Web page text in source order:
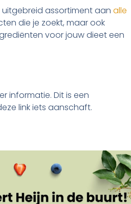
assortiment aan alle
die je zoekt, maar ook
voor jouw dieet een
informatie. Dit is een
link iets aanschaft.